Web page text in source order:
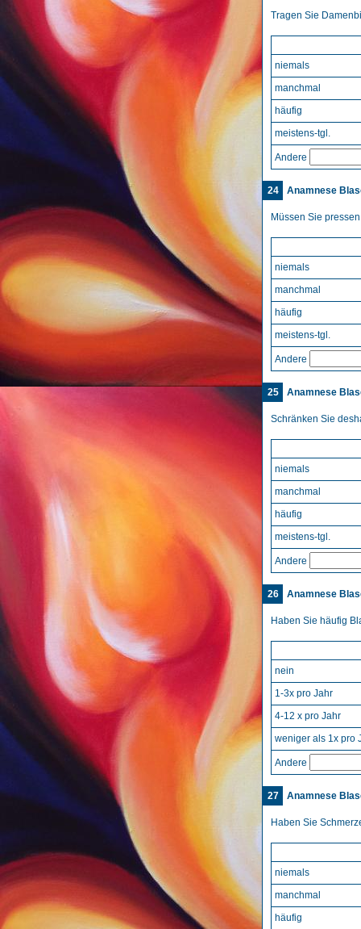
Tragen Sie
niemals
manchmal
häufig
meistens-tgl.
Andere
24 Anamnese
Müssen Sie
niemals
manchmal
häufig
meistens-tgl.
Andere
25 Anamnese
Schränken Sie
niemals
manchmal
häufig
meistens-tgl.
Andere
26 Anamnese
Haben Sie häufig
nein
1-3x pro Jahr
4-12 x pro Jahr
weniger als 1x pro
Andere
27 Anamnese
Haben Sie
niemals
manchmal
häufig